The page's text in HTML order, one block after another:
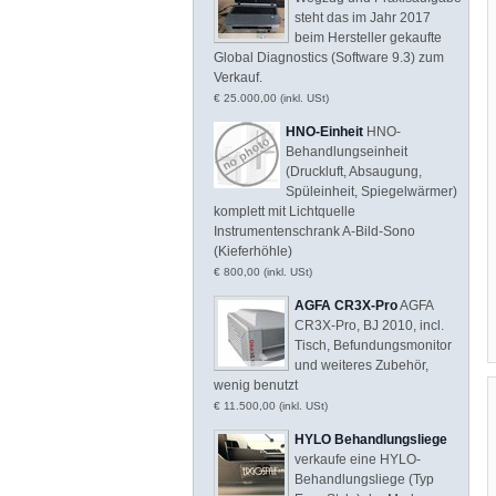
steht das im Jahr 2017
beim Hersteller gekaufte
Global Diagnostics (Software 9.3) zum
Verkauf.
€ 25.000,00 (inkl. USt)
HNO-Einheit HNO-
Behandlungseinheit
(Druckluft, Absaugung,
Spüleinheit, Spiegelwärmer)
komplett mit Lichtquelle
Instrumentenschrank A-Bild-Sono
(Kieferhöhle)
€ 800,00 (inkl. USt)
AGFA CR3X-ProAGFA
CR3X-Pro, BJ 2010, incl.
Tisch, Befundungsmonitor
und weiteres Zubehör,
wenig benutzt
€ 11.500,00 (inkl. USt)
HYLO Behandlungsliege
verkaufe eine HYLO-
Behandlungsliege (Typ